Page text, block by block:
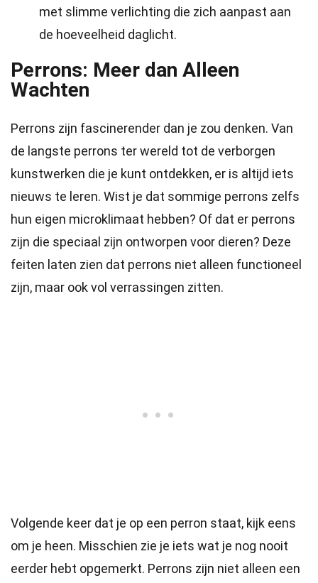
met slimme verlichting die zich aanpast aan
de hoeveelheid daglicht.
Perrons: Meer dan Alleen
Wachten
Perrons zijn fascinerender dan je zou denken. Van
de langste perrons ter wereld tot de verborgen
kunstwerken die je kunt ontdekken, er is altijd iets
nieuws te leren. Wist je dat sommige perrons zelfs
hun eigen microklimaat hebben? Of dat er perrons
zijn die speciaal zijn ontworpen voor dieren? Deze
feiten laten zien dat perrons niet alleen functioneel
zijn, maar ook vol verrassingen zitten.
Volgende keer dat je op een perron staat, kijk eens
om je heen. Misschien zie je iets wat je nog nooit
eerder hebt opgemerkt. Perrons zijn niet alleen een